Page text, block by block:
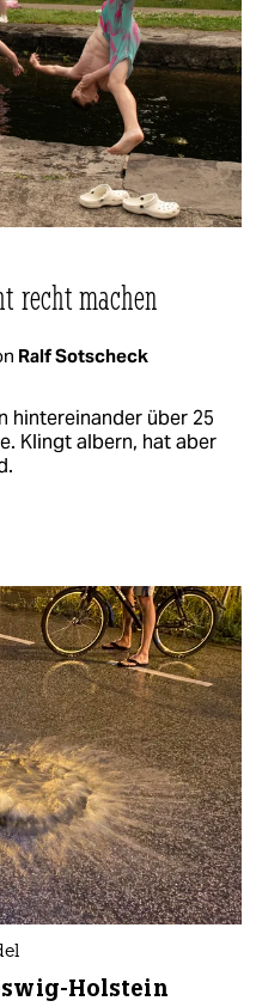
recht machen
Ralf Sotscheck
hintereinander über 25
Klingt albern, hat aber
Holstein